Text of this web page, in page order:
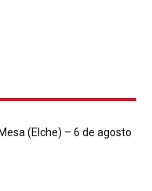
(Elche) – 6 de agosto